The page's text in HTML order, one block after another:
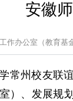
安徽
作办公室（教育基
常州校友联
）、发展规